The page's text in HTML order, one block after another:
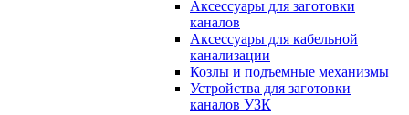
Аксессуары для заготовки
каналов
Аксессуары для кабельной
канализации
Козлы и подъемные механизмы
Устройства для заготовки
каналов УЗК